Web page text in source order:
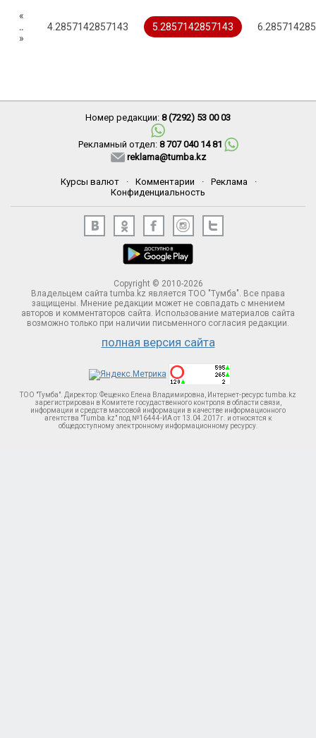
«
..
4.2857142857143 5.2857142857143
»
Номер редакции: 8 (7292) 53 00 03
Рекламный отдел: 8 707 040 14 81
reklama@tumba.kz
Курсы валют · Комментарии · Реклама
·
Конфиденциальность
Copyright © 2010-2026
Владельцем сайта tumba.kz является ТОО "Тумба". Все права
защищены. Мнение редакции может не совпадать с мнением
авторов и комментаторов сайта. Использование материалов сайта
возможно только при наличии письменного согласия редакции.
полная версия сайта
ТОО "Тумба". Директор: Фещенко Елена Владимировна, Интернет-ресурс tumba.kz
зарегистрирован в Комитете госудаственного контроля в области связи,
информации и средств массовой информации в качестве информационного
агентства "Tumba.kz" под №16444-ИА от 13.04.2017г. и относятся к
общедоступному электронному информационному ресурсу.